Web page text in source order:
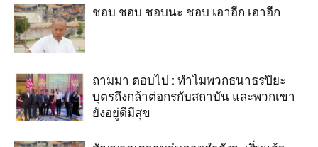
ชอบ ชอบ ชอบนะ ชอบ เอาอีก เอาอีก
ถามมา ตอบไป : ทำไมพวกธนาธรปิยะ
บุตรถึงกล้าต่อกรกับสถาบัน และพวกเขา
ยังอยู่ดีมีสุข